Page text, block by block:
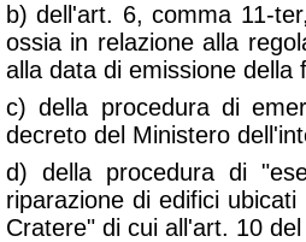
b) dell'art. 6, comma 11-
ossia in relazione alla
alla data di emissione
c) della procedura di
decreto del Ministero
d) della procedura di "
riparazione di edifici
Cratere" di cui all'art. 10